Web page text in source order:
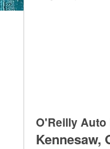
O'Reilly Auto
Kennesaw,